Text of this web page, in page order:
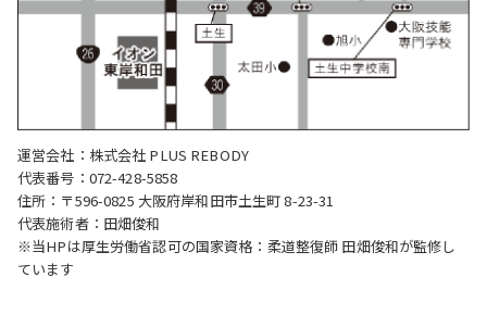
運営会社：株式会社 PLUS REBODY
代表番号：072-428-5858
住所：〒596-0825 大阪府岸和田市土生町 8-23-31
代表施術者：田畑俊和
※当HPは厚生労働省認可の国家資格：柔道整復師 田畑俊和が監修し
ています